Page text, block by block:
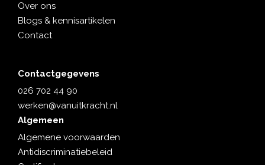
Over ons
Blogs & kennisartikelen
Contact
Contactgegevens
026 702 44 90
werken@vanuitkracht.nl
Algemeen
Algemene voorwaarden
Antidiscriminatiebeleid